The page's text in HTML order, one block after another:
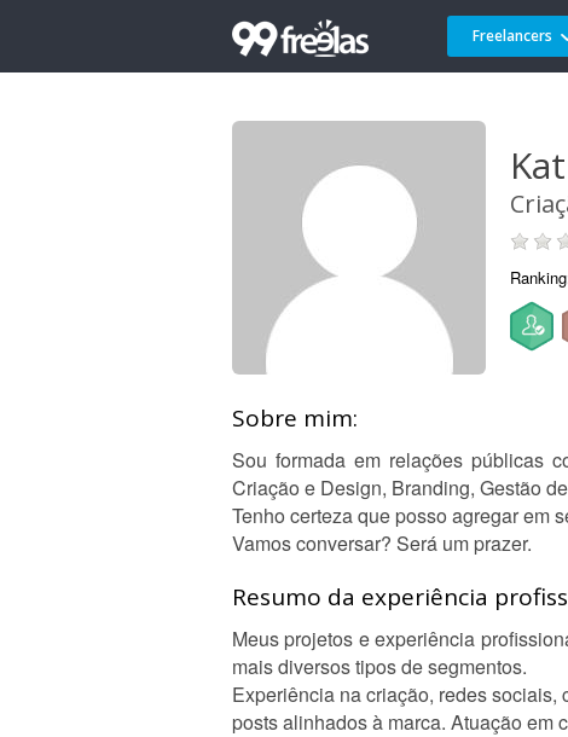
Freelancers
Sobre mim:
Sou formada em relações públicas
Criação e Design, Branding, Gestão
Tenho certeza que posso agregar em
Vamos conversar? Será um prazer.
Resumo da experiência
Meus projetos e experiência
mais diversos tipos de segmentos.
Experiência na criação, redes
posts alinhados à marca. Atuação em